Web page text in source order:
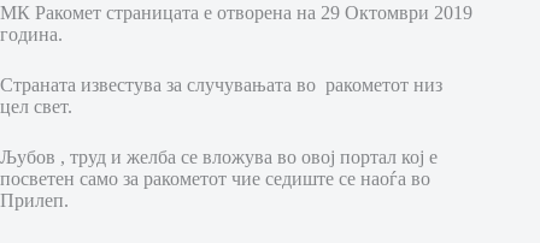
МК Ракомет страницата е отворена на 29 Октомври 2019
година.
Страната известува за случувањата во ракометот низ
цел свет.
Љубов , труд и желба се вложува во овој портал кој е
посветен само за ракометот чие седиште се наоѓа во
Прилеп.